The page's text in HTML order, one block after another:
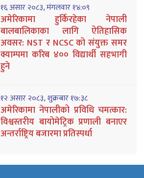
१६ असार २०८३, मंगलवार १४:०९
अमेरिकामा हुर्किरहेका नेपाली
बालबालिकाका लागि ऐतिहासिक
अवसर: NST र NCSC को संयुक्त समर
क्याम्पमा करिब ४०० विद्यार्थी सहभागी
हुने
१२ असार २०८३, शुक्रबार १७:३८
अमेरिकामा नेपालीको प्रविधि चमत्कार:
विश्वस्तरीय बायोमेट्रिक प्रणाली बनाएर
अन्तर्राष्ट्रिय बजारमा प्रतिस्पर्धा